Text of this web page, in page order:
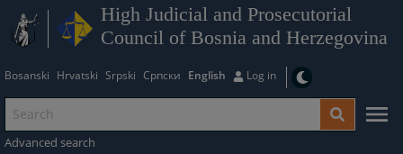
High Judicial and Prosecutorial
Council of Bosnia and Herzegovina
Bosanski Hrvatski Srpski Српски English Log in
Advanced search